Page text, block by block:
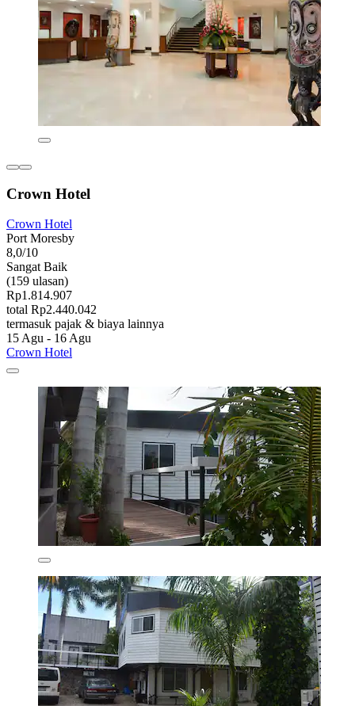
Crown Hotel
Crown Hotel
Port Moresby
8,0/10
Sangat Baik
(159 ulasan)
Rp1.814.907
total Rp2.440.042
termasuk pajak & biaya lainnya
15 Agu - 16 Agu
Crown Hotel